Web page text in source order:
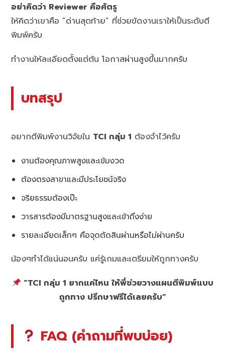
อย่าคิดว่า Reviewer คือศัตรู
ให้คิดว่าเขาคือ “ด่านสุดท้าย” ที่ช่วยขัดงานเราให้เป็นระดับตี
พิมพ์ครับ
ทำงานให้ละเอียดตั้งแต่ต้น โอกาสผ่านสูงขึ้นมากครับ
บทสรุป
อยากตีพิมพ์งานวิจัยใน TCI กลุ่ม 1 ต้องจำไว้ครับ
งานต้องคุณภาพสูงและเข้มงวด
ต้องตรงสาขาและมีประโยชน์จริง
จริยธรรมต้องเป๊ะ
วารสารต้องมีมาตรฐานสูงและเข้าถึงง่าย
รายละเอียดเล็กๆ คือจุดตัดสินผ่านหรือไม่ผ่านครับ
น้องๆทำได้แน่นอนครับ แค่รู้เกมและเตรียมให้ถูกทางครับ
“TCI กลุ่ม 1 ยากแค่ไหน ให้พี่ช่วยวางแผนตีพิมพ์แบบ
ถูกทาง ปรึกษาฟรีได้เลยครับ”
FAQ (คำถามที่พบบ่อย)